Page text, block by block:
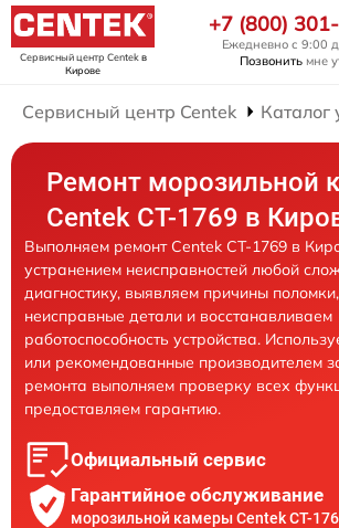
Сервисный центр Centekв
Кирове
+7 (800)
Ежедневно с 9:00
Позвонить мне
Сервисный центр Centek Каталог
Ремонт морозильной
Centek CT-1769 в
Выполняем ремонт Centek CT-1769 в
устранением неисправностей любой
диагностику, выявляем причины
неисправные детали и восстанавливаем
работоспособность устройства.
или рекомендованные производителем
ремонта выполняем проверку всех
предоставляем гарантию.
Официальный сервис
Гарантийное обслуживание
морозильной камеры Centek CT-